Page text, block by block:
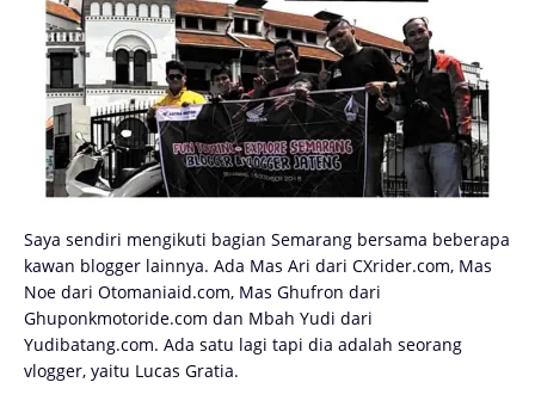
Saya sendiri mengikuti bagian Semarang bersama beberapa
kawan blogger lainnya. Ada Mas Ari dari CXrider.com, Mas
Noe dari Otomaniaid.com, Mas Ghufron dari
Ghuponkmotoride.com dan Mbah Yudi dari
Yudibatang.com. Ada satu lagi tapi dia adalah seorang
vlogger, yaitu Lucas Gratia.